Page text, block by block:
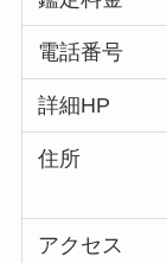
電話番号
詳細HP
住所
アクセス